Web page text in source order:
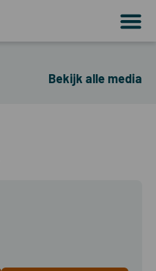
Bekijk alle media